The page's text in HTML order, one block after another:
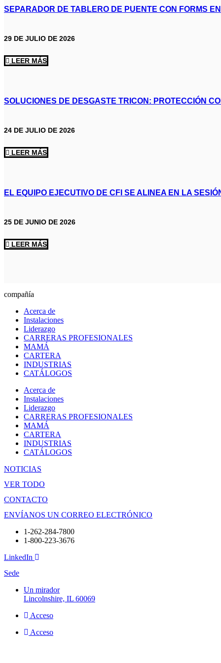
SEPARADOR DE TABLERO DE PUENTE CON FORMS
29 DE JULIO DE 2026
LEER MÁS
SOLUCIONES DE DESGASTE TRICON: PROTECCIÓN
24 DE JULIO DE 2026
LEER MÁS
EL EQUIPO EJECUTIVO DE CFI SE ALINEA EN LA
25 DE JUNIO DE 2026
LEER MÁS
compañía
Acerca de
Instalaciones
Liderazgo
CARRERAS PROFESIONALES
MAMÁ
CARTERA
INDUSTRIAS
CATÁLOGOS
Acerca de
Instalaciones
Liderazgo
CARRERAS PROFESIONALES
MAMÁ
CARTERA
INDUSTRIAS
CATÁLOGOS
NOTICIAS
VER TODO
CONTACTO
ENVÍANOS UN CORREO ELECTRÓNICO
1-262-284-7800
1-800-223-3676
LinkedIn
Sede
Un mirador
Lincolnshire, IL 60069
Acceso
Acceso